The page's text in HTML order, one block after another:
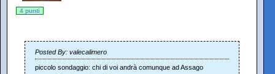
4 punti
Posted By: valecalimero
piccolo sondaggio: chi di voi andrà comunque ad Assago